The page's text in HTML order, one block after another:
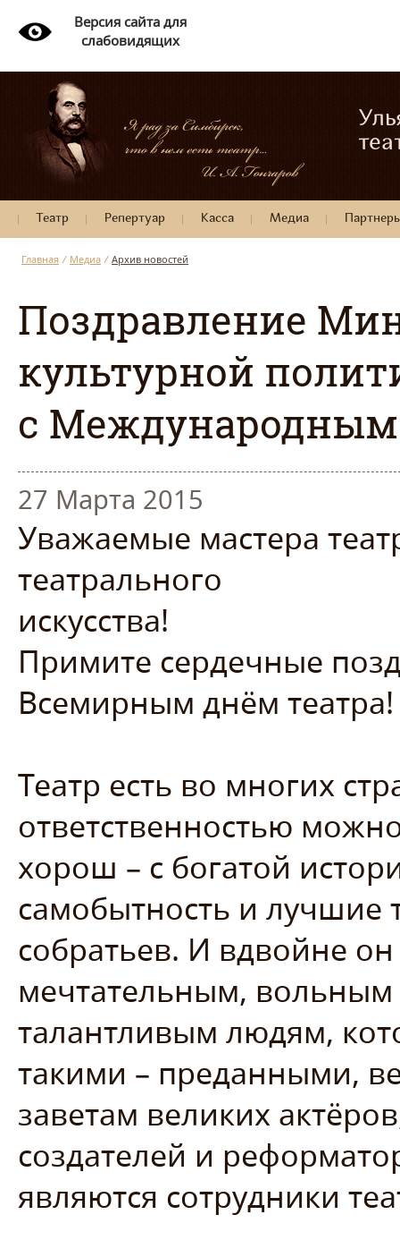
Версия сайта для
слабовидящих
Театр Репертуар Касса Медиа
Главная / Медиа / Архив новостей
Поздравление
культурной
с Международным
27 Марта 2015
Уважаемые мастера
театрального
Примите сердечные
Всемирным днём театра!
Театр есть во многих
ответственностью
хорош – с богатой
самобытность и лучшие
собратьев. И вдвойне
мечтательным,
талантливым людям,
такими – преданными,
заветам великих
создателей и
являются сотрудники